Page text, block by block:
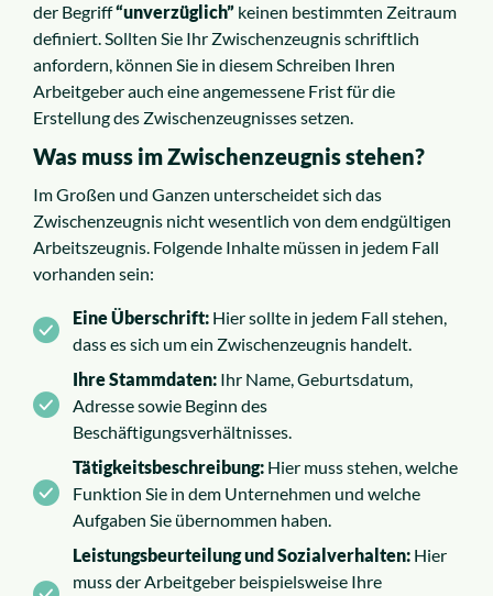
der Begriff“unverzüglich” keinen bestimmten Zeitraum
definiert. Sollten Sie Ihr Zwischenzeugnis schriftlich
anfordern, können Sie in diesem Schreiben Ihren
Arbeitgeber auch eine angemessene Frist für die
Erstellung des Zwischenzeugnisses setzen.
Was muss im Zwischenzeugnis stehen?
Im Großen und Ganzen unterscheidet sich das
Zwischenzeugnis nicht wesentlich von dem endgültigen
Arbeitszeugnis. Folgende Inhalte müssen in jedem Fall
vorhanden sein:
Eine Überschrift: Hier sollte in jedem Fall stehen,
dass es sich um ein Zwischenzeugnis handelt.
Ihre Stammdaten: Ihr Name, Geburtsdatum,
Adresse sowie Beginn des
Beschäftigungsverhältnisses.
Tätigkeitsbeschreibung: Hier muss stehen, welche
Funktion Sie in dem Unternehmen und welche
Aufgaben Sie übernommen haben.
Leistungsbeurteilung und Sozialverhalten: Hier
muss der Arbeitgeber beispielsweise Ihre